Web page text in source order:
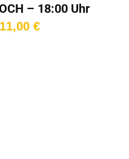
– 18:00 Uhr
11,00 €Preisspanne: